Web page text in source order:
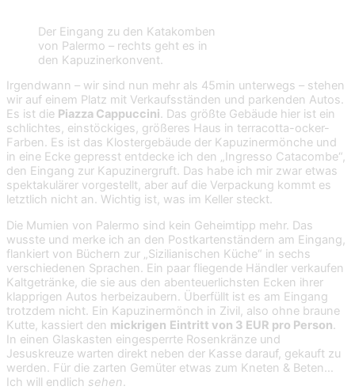
Der Eingang zu den Katakomben
von Palermo – rechts geht es in
den Kapuzinerkonvent.
Irgendwann – wir sind nun mehr als 45min unterwegs – stehen
wir auf einem Platz mit Verkaufsständen und parkenden Autos.
Es ist die Piazza Cappuccini. Das größte Gebäude hier ist ein
schlichtes, einstöckiges, größeres Haus in terracotta-ocker-
Farben. Es ist das Klostergebäude der Kapuzinermönche und
in eine Ecke gepresst entdecke ich den „Ingresso Catacombe“,
den Eingang zur Kapuzinergruft. Das habe ich mir zwar etwas
spektakulärer vorgestellt, aber auf die Verpackung kommt es
letztlich nicht an. Wichtig ist, was im Keller steckt.
Die Mumien von Palermo sind kein Geheimtipp mehr. Das
wusste und merke ich an den Postkartenständern am Eingang,
flankiert von Büchern zur „Sizilianischen Küche“ in sechs
verschiedenen Sprachen. Ein paar fliegende Händler verkaufen
Kaltgetränke, die sie aus den abenteuerlichsten Ecken ihrer
klapprigen Autos herbeizaubern. Überfüllt ist es am Eingang
trotzdem nicht. Ein Kapuzinermönch in Zivil, also ohne braune
Kutte, kassiert den mickrigen Eintritt von 3 EUR pro Person.
In einen Glaskasten eingesperrte Rosenkränze und
Jesuskreuze warten direkt neben der Kasse darauf, gekauft zu
werden. Für die zarten Gemüter etwas zum Kneten & Beten…
Ich will endlich sehen.